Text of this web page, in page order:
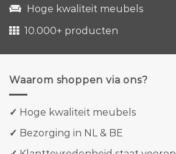
Hoge kwaliteit meubels
10.000+ producten
Waarom shoppen via ons?
✓ Hoge kwaliteit meubels
✓ Bezorging in NL & BE